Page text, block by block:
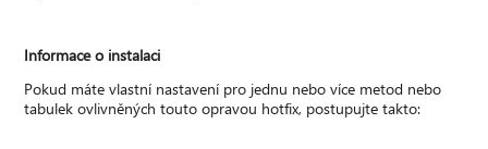
Informace o instalaci
Pokud máte vlastní nastavení pro jednu nebo více metod nebo
tabulek ovlivněných touto opravou hotfix, postupujte takto: